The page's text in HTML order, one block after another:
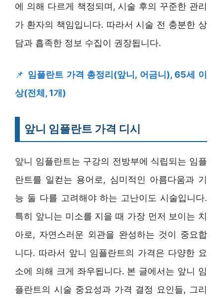
에 의해 다르게 책정되며, 시술 후의 꾸준한 관리
가 환자의 책임입니다. 따라서 시술 전 충분한 상
담과 흡족한 정보 수집이 권장됩니다.
📌 임플란트 가격 총정리(앞니, 어금니), 65세 이
상(전체, 1개)
앞니 임플란트 가격 디시
앞니 임플란트는 구강의 전방부에 식립되는 임플
란트를 일컫는 용어로, 심미적인 아름다움과 기
능 둘 다를 고려해야 하는 고난이도 시술입니다.
특히 앞니는 미소를 지을 때 가장 먼저 보이는 치
아로, 자연스러운 외관을 완성하는 것이 중요합
니다. 따라서 앞니 임플란트의 가격은 다양한 요
소에 의해 크게 좌우됩니다. 본 글에서는 앞니 임
플란트의 시술 중요성과 가격 결정 요인들, 그리